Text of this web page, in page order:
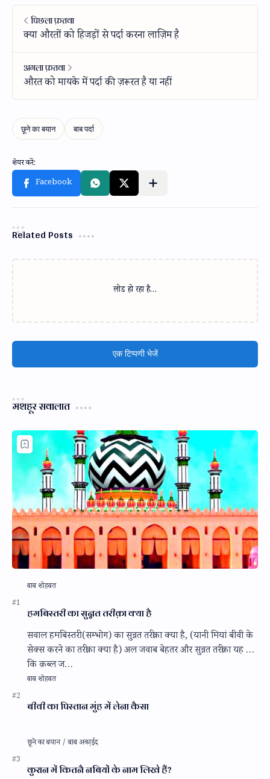
Related Posts
लोड हो रहा है…
एक टिप्पणी भेजें
मशहूर सवालात
हमबिस्तरी का सुन्नत तरीक़ा क्या है
सवाल हमबिस्तरी (सम्भोग) का सुन्नत तरीक़ा क्या है, (यानी मियां बीवी के
सेक्स करने का तरीक़ा क्या है) अल जवाब बेहतर और सुन्नत तरीक़ा यह है
कि क़ब्ल ज…
बीवी का पिस्तान मुंह में लेना कैसा
कुरान में कितनै नबियों के नाम लिखे हैं?